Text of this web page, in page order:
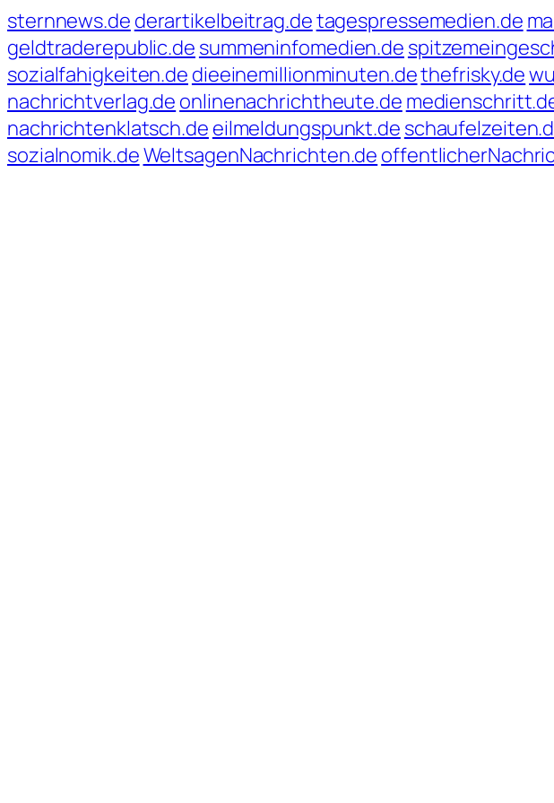
sternnews.de derartikelbeitrag.detagespressemedien.de
geldtraderepublic.de summeninfomedien.de
sozialfahigkeiten.de dieeinemillionminuten.dethefrisky.de
nachrichtverlag.de onlinenachrichtheute.de
nachrichtenklatsch.de eilmeldungspunkt.de
sozialnomik.deWeltsagenNachrichten.de